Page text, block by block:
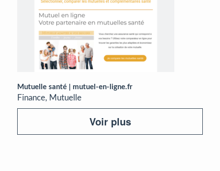
Mutuelle santé | mutuel-en-ligne.fr
Finance, Mutuelle
Voir plus